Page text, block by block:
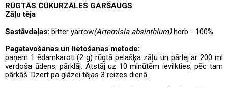
RŪGTĀS CŪKURZĀLES GARŠAUGS
Zāļu tēja
Sastāvdaļas: bitter yarrow(Artemisia absinthium)herb - 100%.
Pagatavošanas un lietošanas metode:
paņem 1 ēdamkaroti (2 g) rūgtā pelašķa zāļu un pārlej ar 200 ml
verdoša ūdens, pārklāj. Atstāj uz 10 minūtēm ievilkties, pēc tam
pārkāš. Dzert pa glāzei tējas 3 reizes dienā.